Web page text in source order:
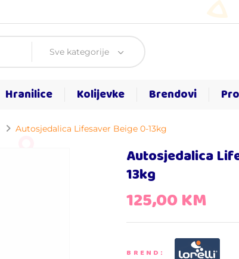
Sve kategorije
Hranilice Kolijevke Brendovi
Autosjedalica Lifesaver Beige 0-13kg
Autosjedalica
13kg
125,00KM
BREND: